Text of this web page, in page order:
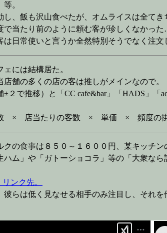
。
、飯も沢山食べたが、オムライスは全て
で当たり前のように頼む客が珍しくなか
日常使いと言うか全然特別そうでなく注文
には結構居た。
舗の多くの店の客は推しがメインなので。
２で推移）と「CC cafe&bar」「HADS」
数 × 店当たりの客数 × 単価 × 頻度の掛
の食事は８５０～１６００円、某キッチン
ム」や「ガトーショコラ」等の「大衆な
ンク先。
らは低く見なせる相手のみ注目し、それ